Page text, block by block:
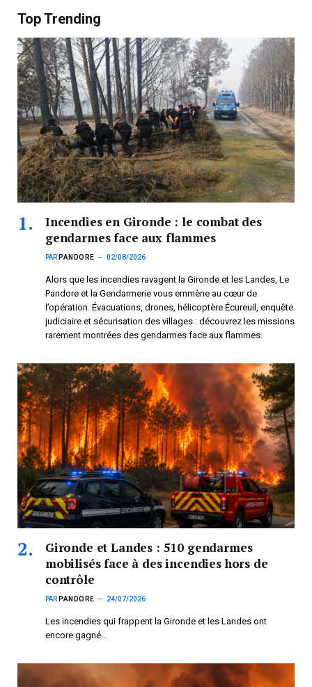
Top Trending
Incendies en Gironde : le combat des
gendarmes face aux flammes
PAR PANDORE 02/08/2026
Alors que les incendies ravagent la Gironde et les Landes, Le
Pandore et la Gendarmerie vous emmène au cœur de
l’opération. Évacuations, drones, hélicoptère Écureuil, enquête
judiciaire et sécurisation des villages : découvrez les missions
rarement montrées des gendarmes face aux flammes.
Gironde et Landes : 510 gendarmes
mobilisés face à des incendies hors de
contrôle
PAR PANDORE 24/07/2026
Les incendies qui frappent la Gironde et les Landes ont
encore gagné…